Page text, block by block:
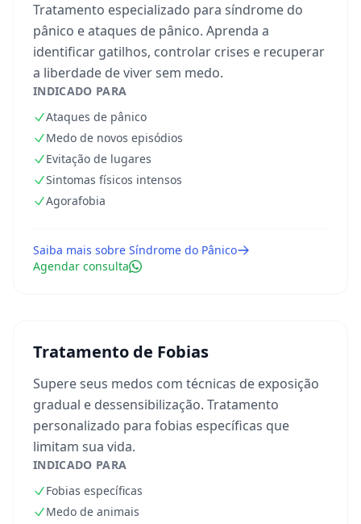
Tratamento especializado para síndrome do
pânico e ataques de pânico. Aprenda a
identificar gatilhos, controlar crises e recuperar
a liberdade de viver sem medo.
INDICADO PARA
Ataques de pânico
Medo de novos episódios
Evitação de lugares
Sintomas físicos intensos
Agorafobia
Saiba mais sobre Síndrome do Pânico
Agendar consulta
Tratamento de Fobias
Supere seus medos com técnicas de exposição
gradual e dessensibilização. Tratamento
personalizado para fobias específicas que
limitam sua vida.
INDICADO PARA
Fobias específicas
Medo de animais